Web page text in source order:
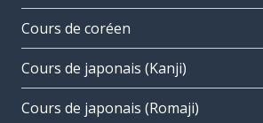
Cours de coréen
Cours de japonais (Kanji)
Cours de japonais (Romaji)